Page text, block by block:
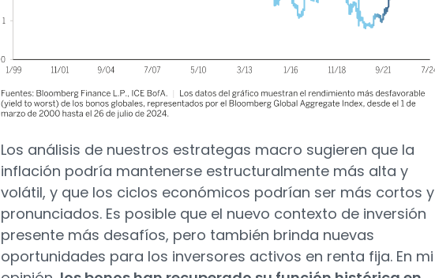
Los análisis de nuestros estrategas macro sugieren que la
inflación podría mantenerse estructuralmente más alta y
volátil, y que los ciclos económicos podrían ser más cortos y
pronunciados. Es posible que el nuevo contexto de inversión
presente más desafíos, pero también brinda nuevas
oportunidades para los inversores activos en renta fija. En mi